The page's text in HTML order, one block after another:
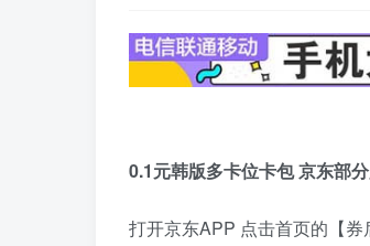
0.1元韩版多卡位卡包 京东部
打开京东APP 点击首页的【